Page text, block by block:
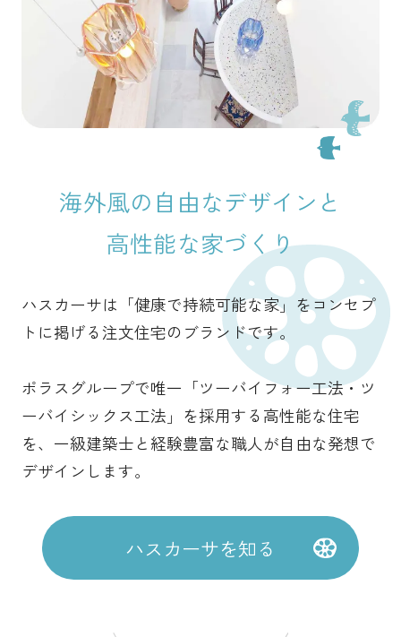
海外風の自由なデザインと
高性能な家づくり
ハスカーサは「健康で持続可能な家」をコンセプ
トに掲げる注文住宅のブランドです。
ポラスグループで唯一 「ツーバイフォー工法・ツ
ーバイシックス工法」を採用する高性能な住宅
を、一級建築士と経験豊富な職人が自由な発想で
デザインします。
ハスカーサを知る